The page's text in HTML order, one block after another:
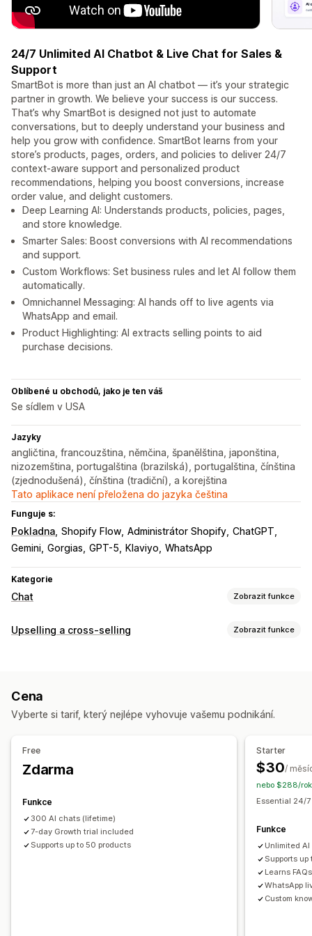
24/7 Unlimited AI Chatbot & Live Chat for Sales &
Support
SmartBot is more than just an AI chatbot — it’s your strategic
partner in growth. We believe your success is our success.
That’s why SmartBot is designed not just to automate
conversations, but to deeply understand your business and
help you grow with confidence. SmartBot learns from your
store’s products, pages, orders, and policies to deliver 24/7
context-aware support and personalized product
recommendations, helping you boost conversions, increase
order value, and delight customers.
Deep Learning AI: Understands products, policies, pages,
and store knowledge.
Smarter Sales: Boost conversions with AI recommendations
and support.
Custom Workflows: Set business rules and let AI follow them
automatically.
Omnichannel Messaging: AI hands off to live agents via
WhatsApp and email.
Product Highlighting: AI extracts selling points to aid
purchase decisions.
Oblíbené u obchodů, jako je ten váš
Se sídlem v USA
Jazyky
angličtina, francouzština, němčina, španělština, japonština,
nizozemština, portugalština (brazilská), portugalština, čínština
(zjednodušená), čínština (tradiční), a korejština
Tato aplikace není přeložena do jazyka čeština
Funguje s:
Pokladna Shopify Flow Administrátor Shopify ChatGPT
Gemini Gorgias GPT-5 Klaviyo WhatsApp
Kategorie
Chat Zobrazit funkce
Posílání zpráv v reálném čase
Slevy
Upselling
Barva a písmo
Uvítací zprávy
Tlačítka chatu
Upselling a cross-selling Zobrazit funkce
Více měn
Analytika
Cena
Vyberte si tarif, který nejlépe vyhovuje vašemu podnikání.
Free
Zdarma
Funkce
300 AI chats (lifetime)
7-day Growth trial included
Supports up to 50 products
Starter
$30/
nebo $288/
Essential 24/
Funkce
Unlimited
Supports
Learns
WhatsApp
Custom